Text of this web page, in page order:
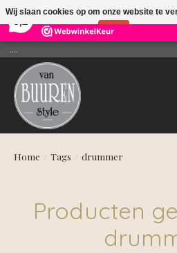
26 Reviews
....
Home / Tags / drummer
Producten
Wij slaan cookies op om onze website te
Nee